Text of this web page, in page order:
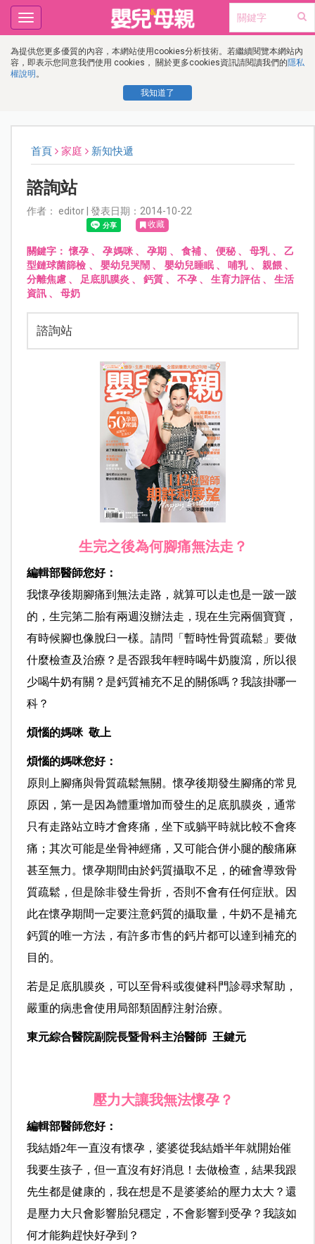
為提供您更多優質的內容，本網站使用cookies分析技術。若繼續閱覽本網站內
容，即表示您同意我們使用 cookies， 關於更多cookies資訊請閱讀我們的隱私
權說明 。
我知道了
Toggle
navigation
首頁 家庭 新知快遞
諮詢站
作者： editor | 發表日期：2014-10-22
收藏
關鍵字：懷孕、孕媽咪、孕期 、 食補 、 便秘、母乳、乙
型鏈球菌篩檢 、 嬰幼兒哭鬧 、 嬰幼兒睡眠 、 哺乳、 親餵、
分離焦慮 、 足底肌膜炎 、鈣質 、不孕 、生育力評估 、生活
資訊、 母奶
諮詢站
生完之後為何腳痛無法走？
編輯部醫師您好：
我懷孕後期腳痛到無法走路，就算可以走也是一跛一跛
的，生完第二胎有兩週沒辦法走，現在生完兩個寶寶，
有時候腳也像脫臼一樣。請問「暫時性骨質疏鬆」要做
什麼檢查及治療？是否跟我年輕時喝牛奶腹瀉，所以很
少喝牛奶有關？是鈣質補充不足的關係嗎？我該掛哪一
科？
煩惱的媽咪 敬上
煩惱的媽咪您好：
原則上腳痛與骨質疏鬆無關。懷孕後期發生腳痛的常見
原因，第一是因為體重增加而發生的足底肌膜炎，通常
只有走路站立時才會疼痛，坐下或躺平時就比較不會疼
痛；其次可能是坐骨神經痛，又可能合併小腿的酸痛麻
甚至無力。懷孕期間由於鈣質攝取不足，的確會導致骨
質疏鬆，但是除非發生骨折，否則不會有任何症狀。因
此在懷孕期間一定要注意鈣質的攝取量，牛奶不是補充
鈣質的唯一方法，有許多市售的鈣片都可以達到補充的
目的。
若是足底肌膜炎，可以至骨科或復健科門診尋求幫助，
嚴重的病患會使用局部類固醇注射治療。
東元綜合醫院副院長暨骨科主治醫師 王鍵元
壓力大讓我無法懷孕？
編輯部醫師您好：
我結婚2年一直沒有懷孕，婆婆從我結婚半年就開始催
我要生孩子，但一直沒有好消息！去做檢查，結果我跟
先生都是健康的，我在想是不是婆婆給的壓力太大？還
是壓力大只會影響胎兒穩定，不會影響到受孕？我該如
何才能夠趕快好孕到？